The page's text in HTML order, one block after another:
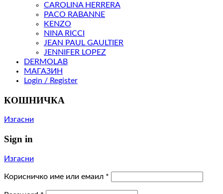
CAROLINA HERRERA
PACO RABANNE
KENZO
NINA RICCI
JEAN PAUL GAULTIER
JENNIFER LOPEZ
DERMOLAB
МАГАЗИН
Login / Register
КОШНИЧКА
Изгасни
Sign in
Изгасни
Корисничко име или емаил *